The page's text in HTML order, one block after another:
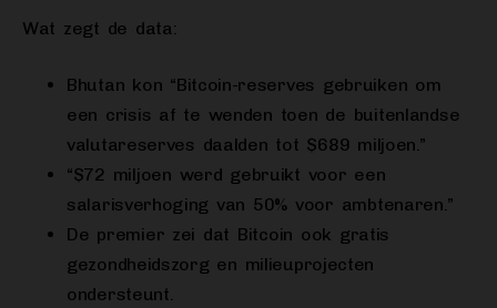
Wat zegt de data:
Bhutan kon “Bitcoin-reserves gebruiken om
een crisis af te wenden toen de buitenlandse
valutareserves daalden tot $689 miljoen.”
“$72 miljoen werd gebruikt voor een
salarisverhoging van 50% voor ambtenaren.”
De premier zei dat Bitcoin ook gratis
gezondheidszorg en milieuprojecten
ondersteunt.